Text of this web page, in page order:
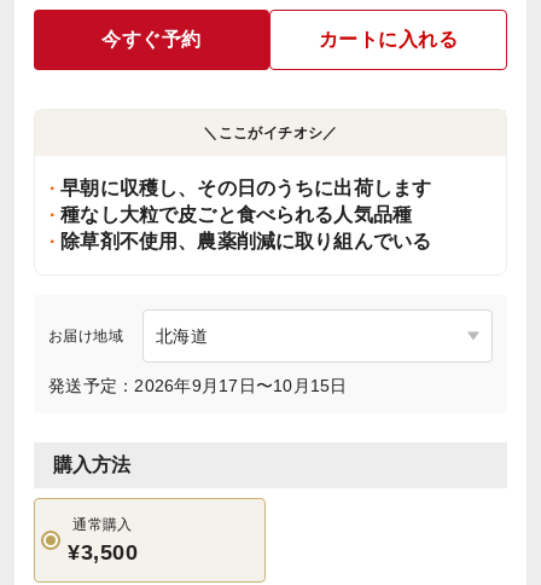
今すぐ予約 カートに入れる
＼ここがイチオシ／
早朝に収穫し、その日のうちに出荷します
種なし大粒で皮ごと食べられる人気品種
除草剤不使用、農薬削減に取り組んでいる
お届け地域
発送予定：2026年9月17日〜10月15日
購入方法
通常購入
¥3,500